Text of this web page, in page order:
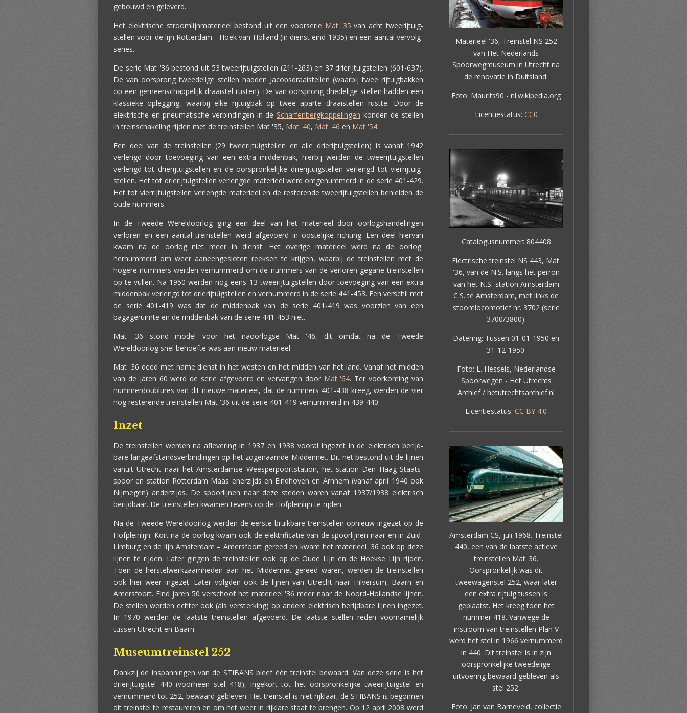
gebouwd en geleverd.
Het elektrische stroomlijnmaterieel bestond uit een voorserie Mat '35 van acht tweerijtuig-
stellen voor de lijn Rotterdam - Hoek van Holland (in dienst eind 1935) en een aantal vervolg-
series.
De serie Mat '36 bestond uit 53 tweerijtuigstellen (211-263) en 37 drierijtuigstellen (601-637).
De van oorsprong tweedelige stellen hadden Jacobsdraaistellen (waarbij twee rijtuigbakken
op een gemeenschappelijk draaistel rusten). De van oorsprong driedelige stellen hadden een
klassieke oplegging, waarbij elke rijtuigbak op twee aparte draaistellen rustte. Door de
elektrische en pneumatische verbindingen in de Scharfenbergkoppelingen konden de stellen
in treinschakeling rijden met de treinstellen Mat '35, Mat '40, Mat '46 en Mat '54.
Een deel van de treinstellen (29 tweerijtuigstellen en alle drierijtuigstellen) is vanaf 1942
verlengd door toevoeging van een extra middenbak, hierbij werden de tweerijtuigstellen
verlengd tot drierijtuigstellen en de oorspronkelijke drierijtuigstellen verlengd tot vierrijtuig-
stellen. Het tot drierijtuigstellen verlengde materieel werd omgenummerd in de serie 401-429.
Het tot vierrijtuigstellen verlengde materieel en de resterende tweerijtuigstellen behielden de
oude nummers.
In de Tweede Wereldoorlog ging een deel van het materieel door oorlogshandelingen
verloren en een aantal treinstellen werd afgevoerd in oostelijke richting. Een deel hiervan
kwam na de oorlog niet meer in dienst. Het overige materieel werd na de oorlog
hernummerd om weer aaneengesloten reeksen te krijgen, waarbij de treinstellen met de
hogere nummers werden vernummerd om de nummers van de verloren gegane treinstellen
op te vullen. Na 1950 werden nog eens 13 tweerijtuigstellen door toevoeging van een extra
middenbak verlengd tot drierijtuigstellen en vernummerd in de serie 441-453. Een verschil met
de serie 401-419 was dat de middenbak van de serie 401-419 was voorzien van een
bagageruimte en de middenbak van de serie 441-453 niet.
Mat '36 stond model voor het naoorlogse Mat '46, dit omdat na de Tweede
Wereldoorlog snel behoefte was aan nieuw materieel.
Mat '36 deed met name dienst in het westen en het midden van het land. Vanaf het midden
van de jaren 60 werd de serie afgevoerd en vervangen door Mat '64. Ter voorkoming van
nummerdoublures van dit nieuwe materieel, dat de nummers 401-438 kreeg, werden de vier
nog resterende treinstellen Mat '36 uit de serie 401-419 vernummerd in 439-440.
Inzet
De treinstellen werden na aflevering in 1937 en 1938 vooral ingezet in de elektrisch berijd-
bare langeafstandsverbindingen op het zogenaamde Middennet. Dit net bestond uit de lijnen
vanuit Utrecht naar het Amsterdamse Weesperpoortstation, het station Den Haag Staats-
spoor en station Rotterdam Maas enerzijds en Eindhoven en Arnhem (vanaf april 1940 ook
Nijmegen) anderzijds. De spoorlijnen naar deze steden waren vanaf 1937/1938 elektrisch
berijdbaar. De treinstellen kwamen tevens op de Hofpleinlijn te rijden.
Na de Tweede Wereldoorlog werden de eerste bruikbare treinstellen opnieuw ingezet op de
Hofpleinlijn. Kort na de oorlog kwam ook de elektrificatie van de spoorlijnen naar en in Zuid-
Limburg en de lijn Amsterdam – Amersfoort gereed en kwam het materieel '36 ook op deze
lijnen te rijden. Later gingen de treinstellen ook op de Oude Lijn en de Hoekse Lijn rijden.
Toen de herstelwerkzaamheden aan het Middennet gereed waren, werden de treinstellen
ook hier weer ingezet. Later volgden ook de lijnen van Utrecht naar Hilversum, Baarn en
Amersfoort. Eind jaren 50 verschoof het materieel '36 meer naar de Noord-Hollandse lijnen.
De stellen werden echter ook (als versterking) op andere elektrisch berijdbare lijnen ingezet.
In 1970 werden de laatste treinstellen afgevoerd. De laatste stellen reden voornamelijk
tussen Utrecht en Baarn.
Museumtreinstel 252
Dankzij de inspanningen van de STIBANS bleef één treinstel bewaard. Van deze serie is het
drierijtuigstel 440 (voorheen stel 418), ingekort tot het oorspronkelijke tweerijtuigstel en
vernummerd tot 252, bewaard gebleven. Het treinstel is niet rijklaar, de STIBANS is begonnen
dit treinstel te restaureren en om het weer in rijklare staat te brengen. Op 12 april 2008 werd
Materieel '36, Treinstel NS 252
van Het Nederlands
Spoorwegmuseum in Utrecht na
de renovatie in Duitsland.
Foto: Maurits90 - nl.wikipedia.org
Licentiestatus: CC0
Catalogusnummer: 804408
Electrische treinstel NS 443, Mat.
'36, van de N.S. langs het perron
van het N.S.-station Amsterdam
C.S. te Amsterdam, met links de
stoomlocomotief nr. 3702 (serie
3700/3800).
Datering: Tussen 01-01-1950 en
31-12-1950.
Foto: L. Hessels, Nederlandse
Spoorwegen - Het Utrechts
Archief / hetutrechtsarchief.nl
Licentiestatus: CC BY 4.0
Amsterdam CS, juli 1968. Treinstel
440, een van de laatste actieve
treinstellen Mat.'36.
Oorspronkelijk was dit
tweewagenstel 252, waar later
een extra rijtuig tussen is
geplaatst. Het kreeg toen het
nummer 418. Vanwege de
instroom van treinstellen Plan V
werd het stel in 1966 vernummerd
in 440. Dit treinstel is in zijn
oorspronkelijke tweedelige
uitvoering bewaard gebleven als
stel 252.
Foto: Jan van Barneveld, collectie